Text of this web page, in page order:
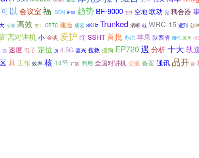
可以 会议室 福 ISDN IP68 趋势 BF-9000 召开 空地 联动 完 耦合器
治理 高效 省工 CBTC 建造 规范 3KHz Trunked 清晰 就 WRC-15 遭到 公
离对讲机 小 金奖 爱护 降 SSHT 首批 办法 苹果 陕西省 回忆 阅兵 概
强 速度 电子 定位 所 4.5G 嘉兴 搜救 搜狗 EP720遇 分析十大 轨
具 工作 效率 核 14号 厂区 商用 全国对讲机 交通 备案 通讯 品开 除